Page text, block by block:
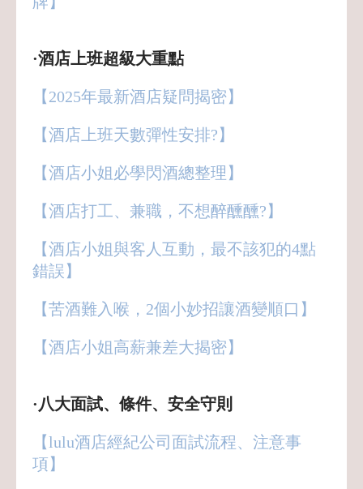
·酒店上班超級大重點
【2025年最新酒店疑問揭密】
【酒店上班天數彈性安排?】
【酒店小姐必學閃酒總整理】
【酒店打工、兼職，不想醉醺醺?】
【酒店小姐與客人互動，最不該犯的4點
錯誤】
【苦酒難入喉，2個小妙招讓酒變順口】
【酒店小姐高薪兼差大揭密】
·八大面試、條件、安全守則
【lulu酒店經紀公司面試流程、注意事
項】